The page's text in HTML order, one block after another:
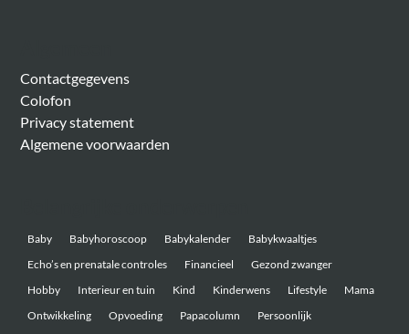
Contactgegevens
Colofon
Privacy statement
Algemene voorwaarden
Baby Babyhoroscoop Babykalender
Babykwaaltjes
Echo’s en prenatale controles
Financieel
Gezond zwanger
Hobby
Interieur en tuin Kind Kinderwens Lifestyle
Mama
Ontwikkeling
Opvoeding Papacolumn
Persoonlijk